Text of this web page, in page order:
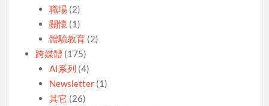
職場(2)
關懷 (1)
體驗教育(2)
跨媒體 (175)
AI系列 (4)
Newsletter(1)
其它 (26)